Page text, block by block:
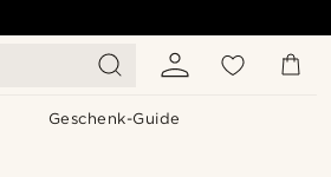
Geschenk-Guide